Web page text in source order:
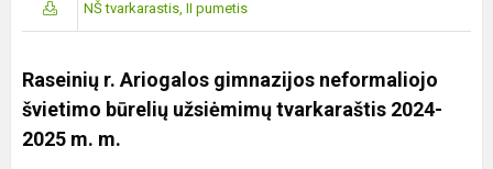
NŠ tvarkarastis, II pumetis
Raseinių r. Ariogalos gimnazijos neformaliojo
švietimo būrelių užsiėmimų tvarkaraštis 2024-
2025 m. m.